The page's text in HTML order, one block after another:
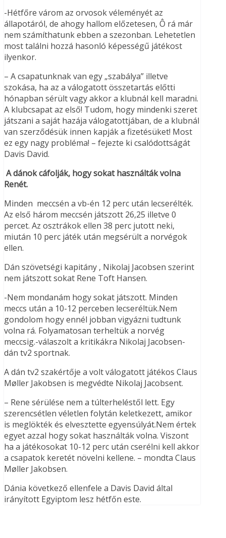
-Hétfőre várom az orvosok véleményét az
állapotáról, de ahogy hallom előzetesen, Ô rá már
nem számíthatunk ebben a szezonban. Lehetetlen
most találni hozzá hasonló képességű játékost
ilyenkor.
– A csapatunknak van egy „szabálya” illetve
szokása, ha az a válogatott összetartás előtti
hónapban sérült vagy akkor a klubnál kell maradni.
A klubcsapat az első! Tudom, hogy mindenki szeret
játszani a saját hazája válogatottjában, de a klubnál
van szerződésük innen kapják a fizetésüket! Most
ez egy nagy probléma! – fejezte ki csalódottságát
Davis David.
A dánok cáfolják, hogy sokat használták volna
Renét.
Minden meccsén a vb-én 12 perc után lecserélték.
Az első három meccsén játszott 26,25 illetve 0
percet. Az osztrákok ellen 38 perc jutott neki,
miután 10 perc játék után megsérült a norvégok
ellen.
Dán szövetségi kapitány , Nikolaj Jacobsen szerint
nem játszott sokat Rene Toft Hansen.
-Nem mondanám hogy sokat játszott. Minden
meccs után a 10-12 perceben lecseréltük.Nem
gondolom hogy ennél jobban vigyázni tudtunk
volna rá. Folyamatosan terheltük a norvég
meccsig.-válaszolt a kritikákra Nikolaj Jacobsen-
dán tv2 sportnak.
A dán tv2 szakértője a volt válogatott játékos Claus
Møller Jakobsen is megvédte Nikolaj Jacobsent.
– Rene sérülése nem a túlterheléstől lett. Egy
szerencsétlen véletlen folytán keletkezett, amikor
is meglökték és elvesztette egyensúlyát.Nem értek
egyet azzal hogy sokat használták volna. Viszont
ha a játékosokat 10-12 perc után cserélni kell akkor
a csapatok keretét növelni kellene. – mondta Claus
Møller Jakobsen.
Dánia következő ellenfele a Davis David által
irányított Egyiptom lesz hétfőn este.